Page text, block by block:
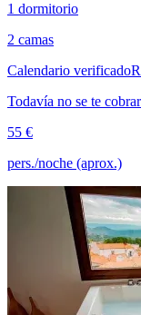
1 dormitorio
2 camas
Calendario verificado
Todavía no se te
55 €
pers./noche (aprox.)